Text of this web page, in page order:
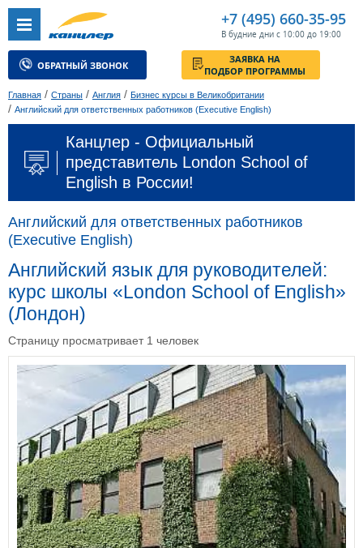
+7 (495) 660-35-95
В будние дни с 10:00 до 19:00
ОБРАТНЫЙ ЗВОНОК
ЗАЯВКА НА
ПОДБОР ПРОГРАММЫ
Главная / Страны / Англия / Бизнес курсы в Великобритании
/ Английский для ответственных работников (Executive English)
Канцлер - Официальный
представитель London School of
English в России!
Английский для ответственных работников
(Executive English)
Английский язык для руководителей:
курс школы «London School of English»
(Лондон)
Страницу просматривает 1 человек